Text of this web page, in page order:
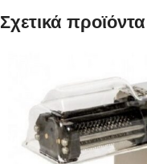
Σχετικά προϊόντα